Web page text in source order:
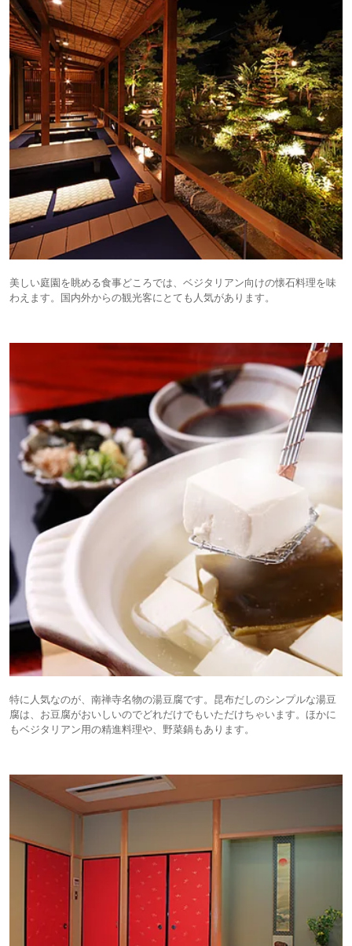
美しい庭園を眺める食事どころでは、ベジタリアン向けの懐石料理を味
わえます。国内外からの観光客にとても人気があります。
特に人気なのが、南禅寺名物の湯豆腐です。昆布だしのシンプルな湯豆
腐は、お豆腐がおいしいのでどれだけでもいただけちゃいます。ほかに
もベジタリアン用の精進料理や、野菜鍋もあります。